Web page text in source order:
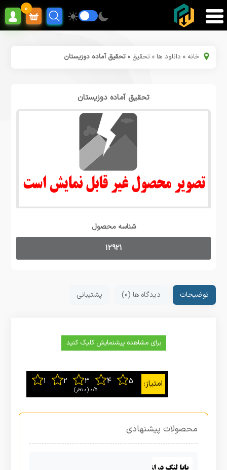
0
خانه » دانلود ها » تحقیق »تحقیق آماده دوزیستان
تحقیق آماده دوزیستان
شناسه محصول
12921
توضیحات دیدگاه ها (0) پشتیبانی
برای مشاهده پیشنمایش کلیک کنید
0/5 ‫(0 نظر)
محصولات پیشنهادی